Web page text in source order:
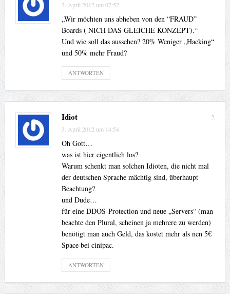
3. April 2012 um 07:52
„Wir möchten uns abheben von den “FRAUD”
Boards ( NICH DAS GLEICHE KONZEPT).“
Und wie soll das aussehen? 20% Weniger „Hacking“
und 50% mehr Fraud?
ANTWORTEN
2
Idiot
3. April 2012 um 14:54
Oh Gott…
was ist hier eigentlich los?
Warum schenkt man solchen Idioten, die nicht mal
der deutschen Sprache mächtig sind, überhaupt
Beachtung?
und Dude…
für eine DDOS-Protection und neue „Servers“ (man
beachte den Plural, scheinen ja mehrere zu werden)
benötigt man auch Geld, das kostet mehr als nen 5€
Space bei cinipac.
ANTWORTEN